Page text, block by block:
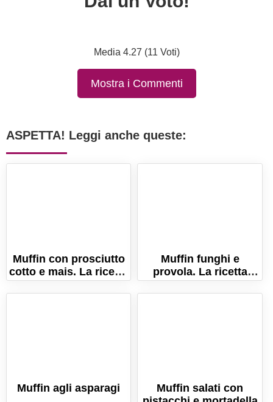
Media 4.27 (11 Voti)
Mostra i Commenti
ASPETTA! Leggi anche queste:
Muffin con prosciutto
cotto e mais. La ricetta
per farli morbidissimi!
Muffin funghi e
provola. La ricetta
semplice per fare dei
muffin morbidissimi!
Muffin agli asparagi
Muffin salati con